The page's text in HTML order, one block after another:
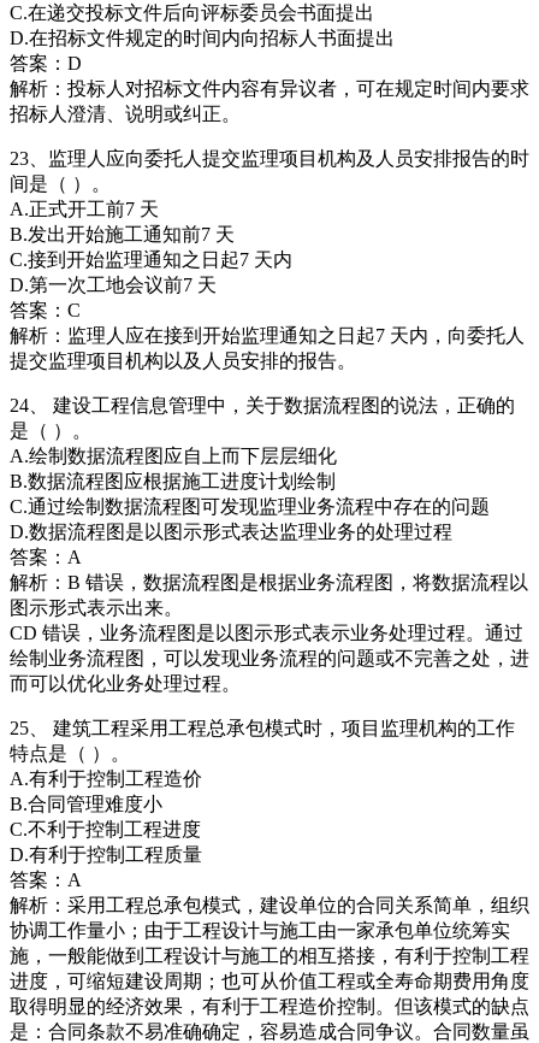
C.在递交投标文件后向评标委员会书面提出
D.在招标文件规定的时间内向招标人书面提出
答案：D
解析：投标人对招标文件内容有异议者，可在规定时间内要求
招标人澄清、说明或纠正。
23、监理人应向委托人提交监理项目机构及人员安排报告的时
间是（ ）。
A.正式开工前7 天
B.发出开始施工通知前7 天
C.接到开始监理通知之日起7 天内
D.第一次工地会议前7 天
答案：C
解析：监理人应在接到开始监理通知之日起7 天内，向委托人
提交监理项目机构以及人员安排的报告。
24、 建设工程信息管理中，关于数据流程图的说法，正确的
是（ ）。
A.绘制数据流程图应自上而下层层细化
B.数据流程图应根据施工进度计划绘制
C.通过绘制数据流程图可发现监理业务流程中存在的问题
D.数据流程图是以图示形式表达监理业务的处理过程
答案：A
解析：B 错误，数据流程图是根据业务流程图，将数据流程以
图示形式表示出来。
CD 错误，业务流程图是以图示形式表示业务处理过程。通过
绘制业务流程图，可以发现业务流程的问题或不完善之处，进
而可以优化业务处理过程。
25、 建筑工程采用工程总承包模式时，项目监理机构的工作
特点是（ ）。
A.有利于控制工程造价
B.合同管理难度小
C.不利于控制工程进度
D.有利于控制工程质量
答案：A
解析：采用工程总承包模式，建设单位的合同关系简单，组织
协调工作量小；由于工程设计与施工由一家承包单位统筹实
施，一般能做到工程设计与施工的相互搭接，有利于控制工程
进度，可缩短建设周期；也可从价值工程或全寿命期费用角度
取得明显的经济效果，有利于工程造价控制。但该模式的缺点
是：合同条款不易准确确定，容易造成合同争议。合同数量虽